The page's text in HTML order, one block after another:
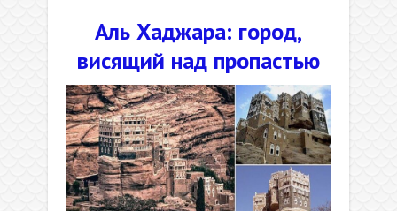
Аль Хаджара: город,
висящий над пропастью